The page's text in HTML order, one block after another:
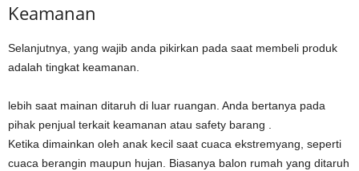
Keamanan
Selanjutnya, yang wajib anda pikirkan pada saat membeli produk
adalah tingkat keamanan.
lebih saat mainan ditaruh di luar ruangan. Anda bertanya pada
pihak penjual terkait keamanan atau safety barang .
Ketika dimainkan oleh anak kecil saat cuaca ekstremyang, seperti
cuaca berangin maupun hujan. Biasanya balon rumah yang ditaruh